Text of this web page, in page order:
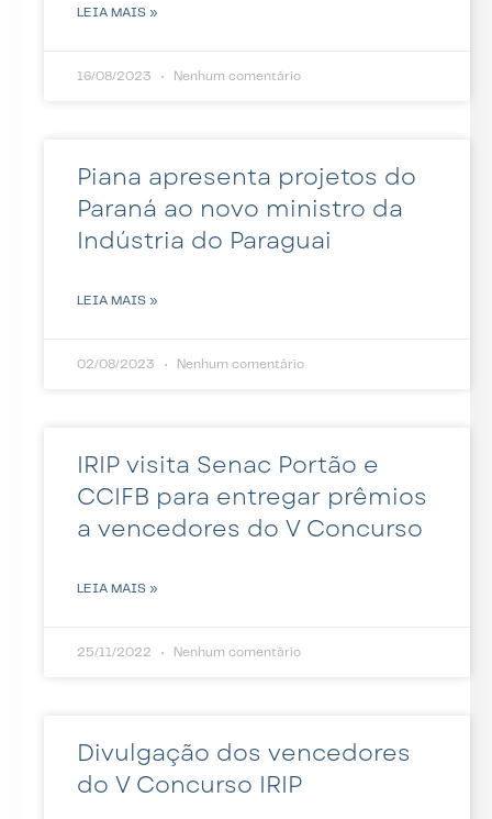
LEIA MAIS »
16/08/2023 Nenhum comentário
Piana apresenta projetos do
Paraná ao novo ministro da
Indústria do Paraguai
LEIA MAIS »
02/08/2023 Nenhum comentário
IRIP visita Senac Portão e
CCIFB para entregar prêmios
a vencedores do V Concurso
LEIA MAIS »
25/11/2022 Nenhum comentário
Divulgação dos vencedores
do V Concurso IRIP